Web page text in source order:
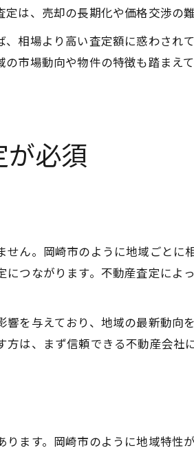
は、売却の長期化や価格交渉の
相場より高い査定額に惑わされ
市場動向や物件の特徴も踏まえ
必須
ん。岡崎市のように地域ごと
つながります。不動産査定によ
を与えており、地域の最新動向
は、まず信頼できる不動産会
ます。岡崎市のように地域特性